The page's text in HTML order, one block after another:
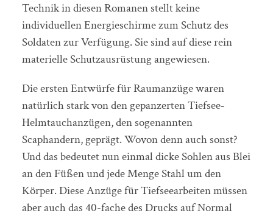
Technik in diesen Romanen stellt keine
individuellen Energieschirme zum Schutz des
Soldaten zur Verfügung. Sie sind auf diese rein
materielle Schutzausrüstung angewiesen.
Die ersten Entwürfe für Raumanzüge waren
natürlich stark von den gepanzerten Tiefsee‐
Helmtauchanzügen, den sogenannten
Scaphandern, geprägt. Wovon denn auch sonst?
Und das bedeutet nun einmal dicke Sohlen aus Blei
an den Füßen und jede Menge Stahl um den
Körper. Diese Anzüge für Tiefseearbeiten müssen
aber auch das 40-fache des Drucks auf Normal